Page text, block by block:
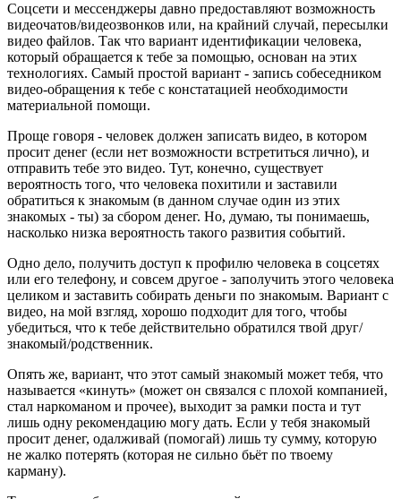
Соцсети и мессенджеры давно предоставляют возможность
видеочатов/видеозвонков или, на крайний случай, пересылки
видео файлов. Так что вариант идентификации человека,
который обращается к тебе за помощью, основан на этих
технологиях. Самый простой вариант - запись собеседником
видео-обращения к тебе с констатацией необходимости
материальной помощи.
Проще говоря - человек должен записать видео, в котором
просит денег (если нет возможности встретиться лично), и
отправить тебе это видео. Тут, конечно, существует
вероятность того, что человека похитили и заставили
обратиться к знакомым (в данном случае один из этих
знакомых - ты) за сбором денег. Но, думаю, ты понимаешь,
насколько низка вероятность такого развития событий.
Одно дело, получить доступ к профилю человека в соцсетях
или его телефону, и совсем другое - заполучить этого человека
целиком и заставить собирать деньги по знакомым. Вариант с
видео, на мой взгляд, хорошо подходит для того, чтобы
убедиться, что к тебе действительно обратился твой друг/
знакомый/родственник.
Опять же, вариант, что этот самый знакомый может тебя, что
называется «кинуть» (может он связался с плохой компанией,
стал наркоманом и прочее), выходит за рамки поста и тут
лишь одну рекомендацию могу дать. Если у тебя знакомый
просит денег, одалживай (помогай) лишь ту сумму, которую
не жалко потерять (которая не сильно бьёт по твоему
карману).